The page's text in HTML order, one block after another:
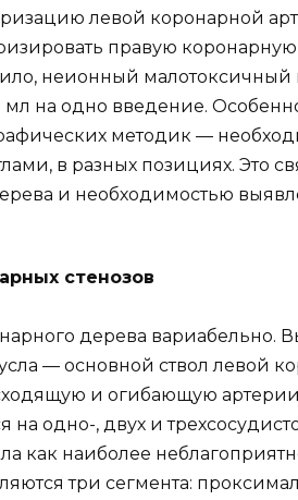
левой коронарной
правую
неионный
мл на одно введение.
методик —
в разных позициях. Это
и необходимостью
стенозов
дерева вариабельно.
— основной ствол левой
и огибающую артерии
на одно-, двух и
как наиболее
три сегмента: